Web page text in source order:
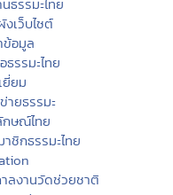
เว็บไซต์
ข้อมูล
รรมะไทย
ยม
ายธรรมะ
ษณ์ไทย
ชิกธรรมะไทย
ลงานวัดช่วยชาติ